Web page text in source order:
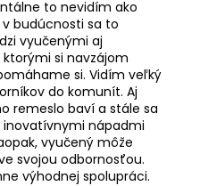
to nevidím ako
budúcnosti sa to
vyučenými aj
si navzájom
si. Vidím veľký
do komunít. Aj
remeslo baví a stále sa
inovatívnymi nápadmi
vyučený môže
svojou odbornosťou.
výhodnej spolupráci.